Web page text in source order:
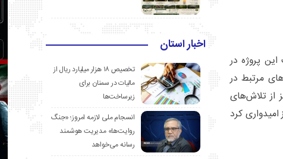
پروژه در
مرتبط در
از تلاش‌های
کرد
اخبار استان
تخصیص ۱۸ هزار میلیارد ریال از
مالیات در سمنان برای
زیرساخت‌ها
انسجام ملی لازمه امروز؛ «جنگ
روایت‌ها» مدیریت هوشمند
رسانه می‌خواهد